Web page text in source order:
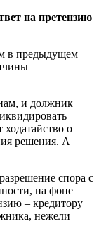
на претензию
в предыдущем
и должник
ходатайство о
решения. А
спора с
на фоне
– кредитору
нежели